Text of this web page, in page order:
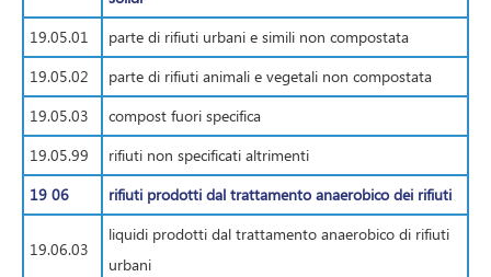
19.05.01
parte di rifiuti urbani e simili non compostata
19.05.02
parte di rifiuti animali e vegetali non compostata
19.05.03
compost fuori specifica
19.05.99
rifiuti non specificati altrimenti
19 06
rifiuti prodotti dal trattamento anaerobico dei rifiuti
19.06.03
liquidi prodotti dal trattamento anaerobico di rifiuti
urbani